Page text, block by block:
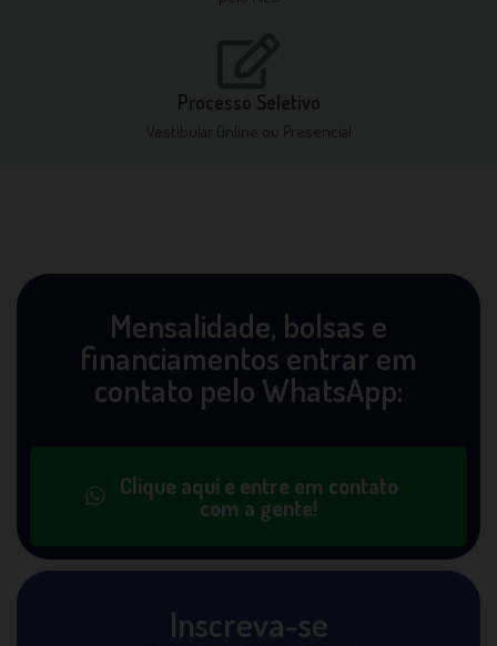
Processo Seletivo
Vestibular Online ou Presencial
Mensalidade, bolsas e
financiamentos entrar em
contato pelo WhatsApp:
Clique aqui e entre em contato
com a gente!
Inscreva-se